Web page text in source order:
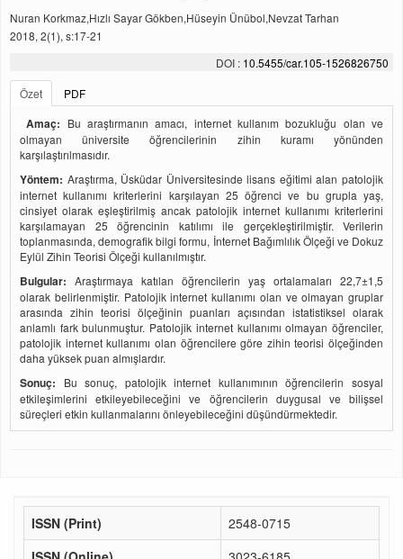
Nuran Korkmaz,Hızlı Sayar Gökben,Hüseyin Ünübol,Nevzat Tarhan
2018, 2(1), s:17-21
DOI : 10.5455/car.105-1526826750
Özet
PDF
Amaç: Bu araştırmanın amacı, internet kullanım bozukluğu olan ve
olmayan üniversite öğrencilerinin zihin kuramı yönünden
karşılaştırılmasıdır.
Yöntem: Araştırma, Üsküdar Üniversitesinde lisans eğitimi alan patolojik
internet kullanımı kriterlerini karşılayan 25 öğrenci ve bu grupla yaş,
cinsiyet olarak eşleştirilmiş ancak patolojik internet kullanımı kriterlerini
karşılamayan 25 öğrencinin katılımı ile gerçekleştirilmiştir. Verilerin
toplanmasında, demografik bilgi formu, İnternet Bağımlılık Ölçeği ve Dokuz
Eylül Zihin Teorisi Ölçeği kullanılmıştır.
Bulgular: Araştırmaya katılan öğrencilerin yaş ortalamaları 22,7±1,5
olarak belirlenmiştir. Patolojik internet kullanımı olan ve olmayan gruplar
arasında zihin teorisi ölçeğinin puanları açısından istatistiksel olarak
anlamlı fark bulunmuştur. Patolojik internet kullanımı olmayan öğrenciler,
patolojik internet kullanımı olan öğrencilere göre zihin teorisi ölçeğinden
daha yüksek puan almışlardır.
Sonuç:
Bu sonuç, patolojik internet kullanımının öğrencilerin sosyal
etkileşimlerini etkileyebileceğini ve öğrencilerin duygusal ve bilişsel
süreçleri etkin kullanmalarını önleyebileceğini düşündürmektedir.
ISSN (Print)
2548-0715